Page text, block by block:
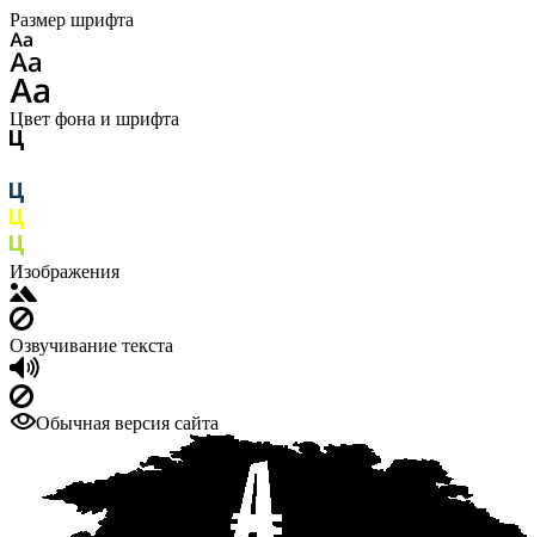
Размер шрифта
Цвет фона и шрифта
Изображения
Озвучивание текста
Обычная версия сайта